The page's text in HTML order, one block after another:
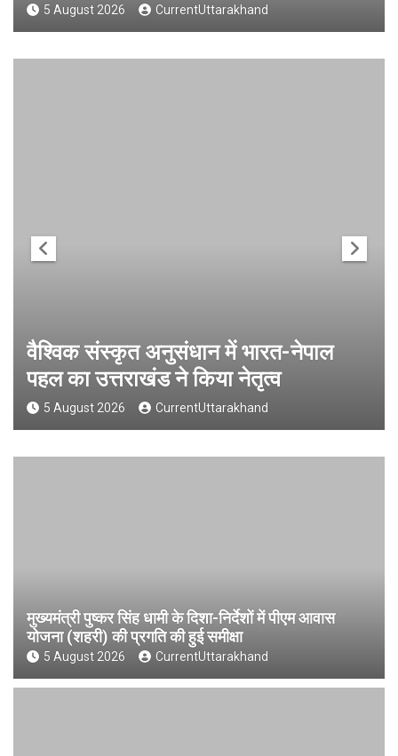
5 August 2026 CurrentUttarakhand
वैश्विक संस्कृत अनुसंधान में भारत-नेपाल
पहल का उत्तराखंड ने किया नेतृत्व
5 August 2026 CurrentUttarakhand
मुख्यमंत्री पुष्कर सिंह धामी के दिशा-निर्देशों में पीएम आवास
योजना (शहरी) की प्रगति की हुई समीक्षा
5 August 2026 CurrentUttarakhand